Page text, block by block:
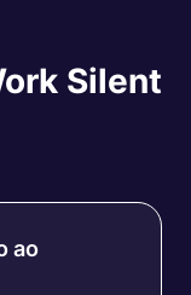
Silent
ao